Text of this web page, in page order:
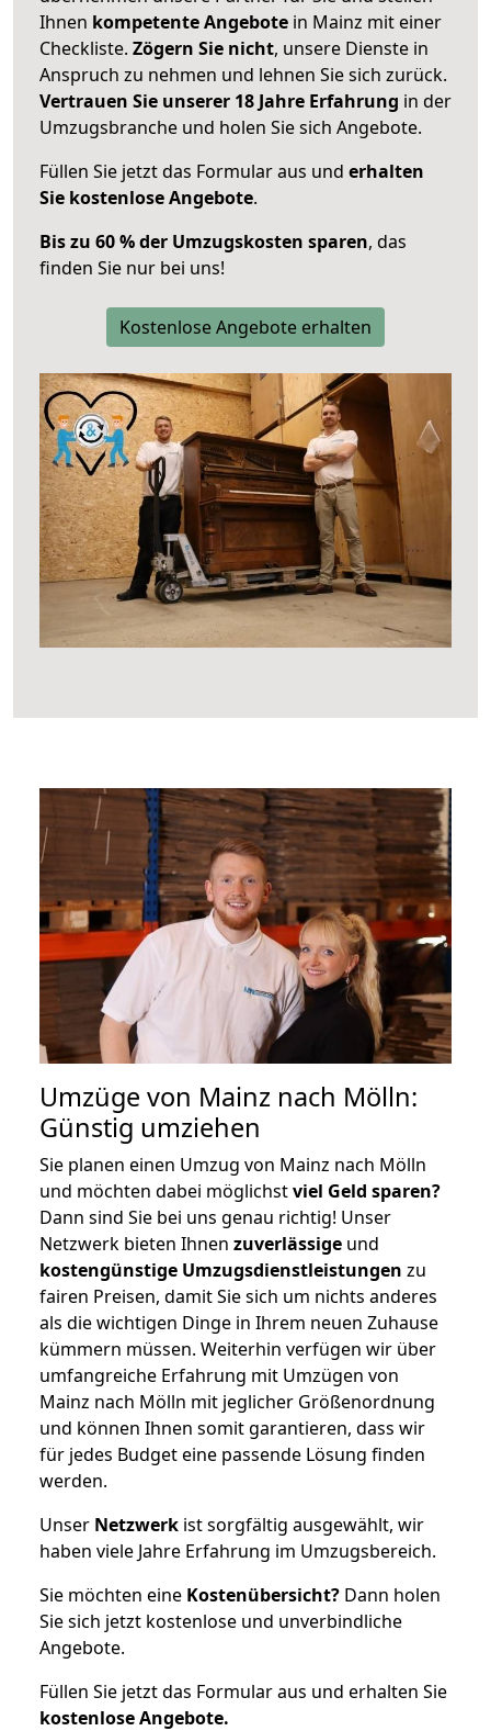
Ihnen kompetente Angebote in Mainz mit einer
Checkliste. Zögern Sie nicht, unsere Dienste in
Anspruch zu nehmen und lehnen Sie sich zurück.
Vertrauen Sie unserer 18 Jahre Erfahrung in der
Umzugsbranche und holen Sie sich Angebote.
Füllen Sie jetzt das Formular aus und erhalten
Sie kostenlose Angebote.
Bis zu 60 % der Umzugskosten sparen, das
finden Sie nur bei uns!
Kostenlose Angebote erhalten
Umzüge von Mainz nach Mölln:
Günstig umziehen
Sie planen einen Umzug von Mainz nach Mölln
und möchten dabei möglichstviel Geld sparen?
Dann sind Sie bei uns genau richtig! Unser
Netzwerk bieten Ihnen zuverlässige und
kostengünstige Umzugsdienstleistungen zu
fairen Preisen, damit Sie sich um nichts anderes
als die wichtigen Dinge in Ihrem neuen Zuhause
kümmern müssen. Weiterhin verfügen wir über
umfangreiche Erfahrung mit Umzügen von
Mainz nach Mölln mit jeglicher Größenordnung
und können Ihnen somit garantieren, dass wir
für jedes Budget eine passende Lösung finden
werden.
Unser Netzwerk ist sorgfältig ausgewählt, wir
haben viele Jahre Erfahrung im Umzugsbereich.
Sie möchten eine Kostenübersicht? Dann holen
Sie sich jetzt kostenlose und unverbindliche
Angebote.
Füllen Sie jetzt das Formular aus und erhalten Sie
kostenloseAngebote.